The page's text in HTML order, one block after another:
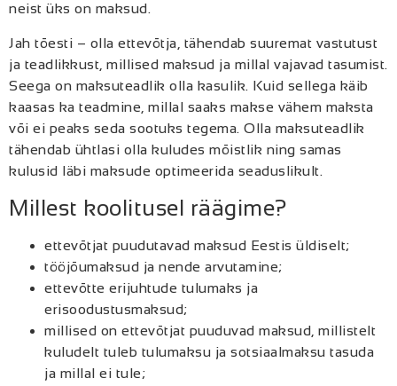
neist üks on maksud.
Jah tõesti – olla ettevõtja, tähendab suuremat vastutust
ja teadlikkust, millised maksud ja millal vajavad tasumist.
Seega on maksuteadlik olla kasulik. Kuid sellega käib
kaasas ka teadmine, millal saaks makse vähem maksta
või ei peaks seda sootuks tegema. Olla maksuteadlik
tähendab ühtlasi olla kuludes mõistlik ning samas
kulusid läbi maksude optimeerida seaduslikult.
Millest koolitusel räägime?
ettevõtjat puudutavad maksud Eestis üldiselt;
tööjõumaksud ja nende arvutamine;
ettevõtte erijuhtude tulumaks ja
erisoodustusmaksud;
millised on ettevõtjat puuduvad maksud, millistelt
kuludelt tuleb tulumaksu ja sotsiaalmaksu tasuda
ja millal ei tule;